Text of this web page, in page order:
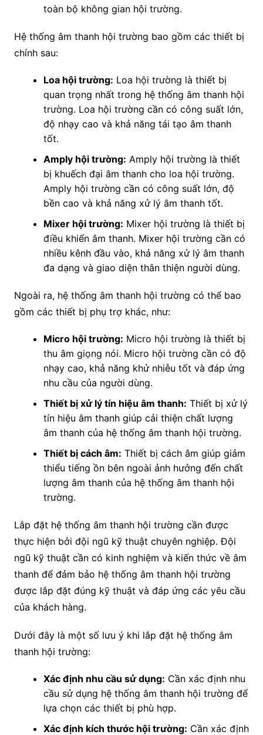
toàn bộ không gian hội trường.
Hệ thống âm thanh hội trường bao gồm các thiết bị
chính sau:
Loa hội trường: Loa hội trường là thiết bị
quan trọng nhất trong hệ thống âm thanh hội
trường. Loa hội trường cần có công suất lớn,
độ nhạy cao và khả năng tái tạo âm thanh
tốt.
Amply hội trường: Amply hội trường là thiết
bị khuếch đại âm thanh cho loa hội trường.
Amply hội trường cần có công suất lớn, độ
bền cao và khả năng xử lý âm thanh tốt.
Mixer hội trường: Mixer hội trường là thiết bị
điều khiển âm thanh. Mixer hội trường cần có
nhiều kênh đầu vào, khả năng xử lý âm thanh
đa dạng và giao diện thân thiện người dùng.
Ngoài ra, hệ thống âm thanh hội trường có thể bao
gồm các thiết bị phụ trợ khác, như:
Micro hội trường: Micro hội trường là thiết bị
thu âm giọng nói. Micro hội trường cần có độ
nhạy cao, khả năng khử nhiễu tốt và đáp ứng
nhu cầu của người dùng.
Thiết bị xử lý tín hiệu âm thanh: Thiết bị xử lý
tín hiệu âm thanh giúp cải thiện chất lượng
âm thanh của hệ thống âm thanh hội trường.
Thiết bị cách âm: Thiết bị cách âm giúp giảm
thiểu tiếng ồn bên ngoài ảnh hưởng đến chất
lượng âm thanh của hệ thống âm thanh hội
trường.
Lắp đặt hệ thống âm thanh hội trường cần được
thực hiện bởi đội ngũ kỹ thuật chuyên nghiệp. Đội
ngũ kỹ thuật cần có kinh nghiệm và kiến thức về âm
thanh để đảm bảo hệ thống âm thanh hội trường
được lắp đặt đúng kỹ thuật và đáp ứng các yêu cầu
của khách hàng.
Dưới đây là một số lưu ý khi lắp đặt hệ thống âm
thanh hội trường:
Xác định nhu cầu sử dụng: Cần xác định nhu
cầu sử dụng hệ thống âm thanh hội trường để
lựa chọn các thiết bị phù hợp.
Xác định kích thước hội trường: Cần xác định